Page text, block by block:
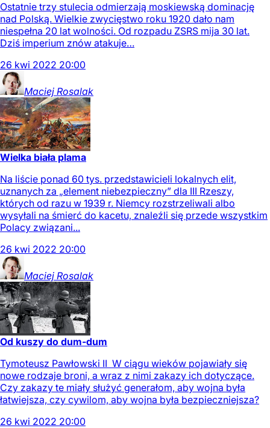
Ostatnie trzy stulecia odmierzają moskiewską dominację
nad Polską. Wielkie zwycięstwo roku 1920 dało nam
niespełna 20 lat wolności. Od rozpadu ZSRS mija 30 lat.
Dziś imperium znów atakuje…
26 kwi 2022 20:00
Maciej Rosalak
Wielka biała plama
Na liście ponad 60 tys. przedstawicieli lokalnych elit,
uznanych za „element niebezpieczny” dla III Rzeszy,
których od razu w 1939 r. Niemcy rozstrzeliwali albo
wysyłali na śmierć do kacetu, znaleźli się przede wszystkim
Polacy związani...
26 kwi 2022 20:00
Maciej Rosalak
Od kuszy do dum-dum
Tymoteusz Pawłowski II W ciągu wieków pojawiały się
nowe rodzaje broni, a wraz z nimi zakazy ich dotyczące.
Czy zakazy te miały służyć generałom, aby wojna była
łatwiejsza, czy cywilom, aby wojna była bezpieczniejsza?
26 kwi 2022 20:00